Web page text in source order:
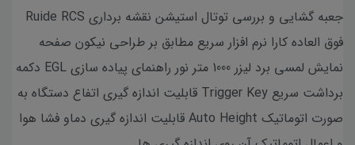
جعبه گشایی و بررسی توتال استیشن نقشه برداری Ruide RCS
فوق العاده کارا نرم افزار سریع مطابق بر طراحی نیکون صفحه
نمایش لمسی برد لیزر 1000 متر نور راهنمای پیاده سازی EGL دکمه
برداشت سریع Trigger Key قابلیت اندازه گیری اتفاع دستگاه به
صورت اتوماتیک Auto Height قابلیت اندازه گیری دماو فشا هوا